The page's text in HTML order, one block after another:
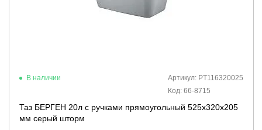
В наличии
Артикул: PT116320025
Код: 66-8715
Таз БЕРГЕН 20л с ручками прямоугольный 525х320х205
мм серый шторм